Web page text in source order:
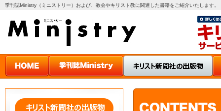
季刊誌Ministry（ミニストリー）および、教会やキリスト教に関連した書籍をご紹介いたします。